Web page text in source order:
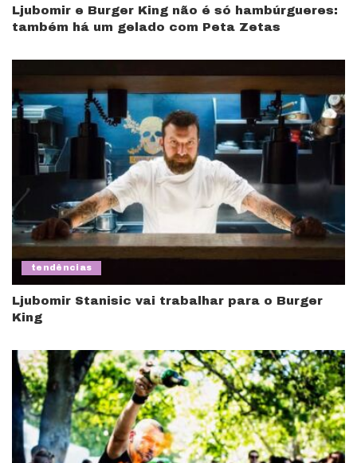
Ljubomir e Burger King não é só hambúrgueres:
também há um gelado com Peta Zetas
tendências
Ljubomir Stanisic vai trabalhar para o Burger
King